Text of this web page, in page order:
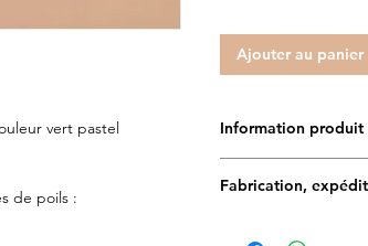
vert pastel
de poils :
Ajouter au panier
Information produit
main et en France.
encore plus
Fabrication,